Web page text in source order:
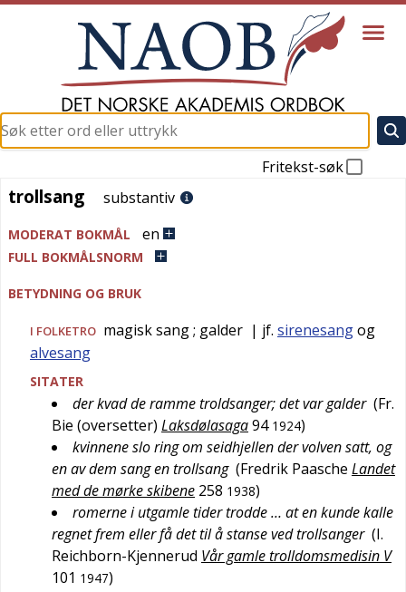
Fritekst-søk
trollsang
trollsang substantiv
MODERAT BOKMÅL en
FULL BOKMÅLSNORM
BETYDNING OG BRUK
I FOLKETRO magisk sang; galder | jf. sirenesangog
alvesang
SITATER
der kvad de ramme troldsanger; det var galder (Fr.
Bie (oversetter) Laksdølasaga94 1924)
kvinnene slo ring om seidhjellen der volven satt, og
en av dem sang en trollsang (Fredrik Paasche Landet
med de mørke skibene 258 1938)
romerne i utgamle tider trodde … at en kunde kalle
regnet frem eller få det til å stanse ved trollsanger (I.
Reichborn-Kjennerud Vår gamle trolldomsmedisin V
101 1947)